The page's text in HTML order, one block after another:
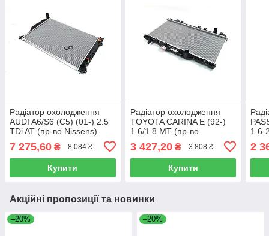
Радіатор охолодження
AUDI A6/S6 (C5) (01-) 2.5
TDi AT (пр-во Nissens).
7 275,60 ₴ 8 084 ₴
Купити
Радіатор охолодження
TOYOTA CARINA E (92-)
1.6/1.8 MT (пр-во
3 427,20₴ 3 808 ₴
Купити
1.6-
2
Акційні пропозиції та новинки
–20% –20%